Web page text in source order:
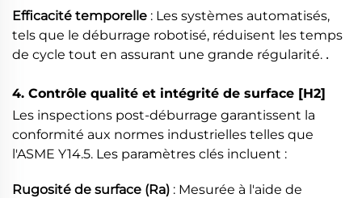
Efficacité temporelle : Les systèmes automatisés,
tels que le déburrage robotisé, réduisent les temps
de cycle tout en assurant une grande régularité. .
4. Contrôle qualité et intégrité de surface [H2]
Les inspections post-déburrage garantissent la
conformité aux normes industrielles telles que
l'ASME Y14.5. Les paramètres clés incluent :
Rugosité de surface (Ra) : Mesurée à l'aide de